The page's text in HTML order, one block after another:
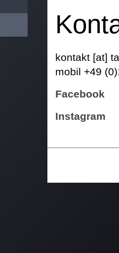
kontakt [at]
mobil +49
Facebook
Instagram